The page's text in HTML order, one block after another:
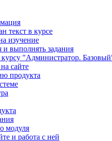
текст в курсе
изучение
и выполнять задания
"Администратор.
сайте
продукта
модуля
и работа с ней